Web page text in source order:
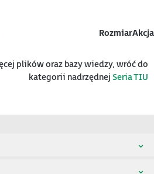
RozmiarAkcja
plików oraz bazy wiedzy, wróć do
kategorii nadrzędnej Seria TIU